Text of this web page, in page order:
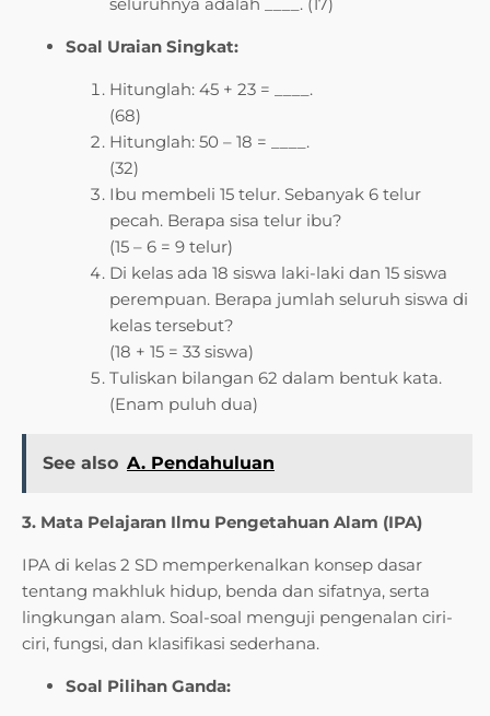
Soal Uraian Singkat:
Hitunglah: 45 + 23 = ____.
(68)
Hitunglah: 50 – 18 = ____.
(32)
Ibu membeli 15 telur. Sebanyak 6 telur
pecah. Berapa sisa telur ibu?
(15 – 6 = 9 telur)
Di kelas ada 18 siswa laki-laki dan 15 siswa
perempuan. Berapa jumlah seluruh siswa di
kelas tersebut?
(18 + 15 = 33 siswa)
Tuliskan bilangan 62 dalam bentuk kata.
(Enam puluh dua)
See also A. Pendahuluan
3. Mata Pelajaran Ilmu Pengetahuan Alam (IPA)
IPA di kelas 2 SD memperkenalkan konsep dasar
tentang makhluk hidup, benda dan sifatnya, serta
lingkungan alam. Soal-soal menguji pengenalan ciri-
ciri, fungsi, dan klasifikasi sederhana.
Soal Pilihan Ganda: